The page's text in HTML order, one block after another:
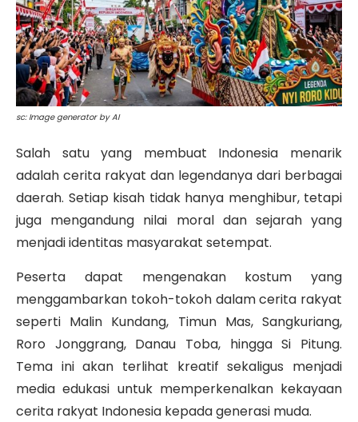
sc: Image generator by AI
Salah satu yang membuat Indonesia menarik
adalah cerita rakyat dan legendanya dari berbagai
daerah. Setiap kisah tidak hanya menghibur, tetapi
juga mengandung nilai moral dan sejarah yang
menjadi identitas masyarakat setempat.
Peserta dapat mengenakan kostum yang
menggambarkan tokoh-tokoh dalam cerita rakyat
seperti Malin Kundang, Timun Mas, Sangkuriang,
Roro Jonggrang, Danau Toba, hingga Si Pitung.
Tema ini akan terlihat kreatif sekaligus menjadi
media edukasi untuk memperkenalkan kekayaan
cerita rakyat Indonesia kepada generasi muda.